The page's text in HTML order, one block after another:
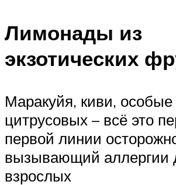
Лимонады из
экзотических
Маракуйя, киви, особые
цитрусовых – всё это
первой линии
вызывающий аллергии
взрослых